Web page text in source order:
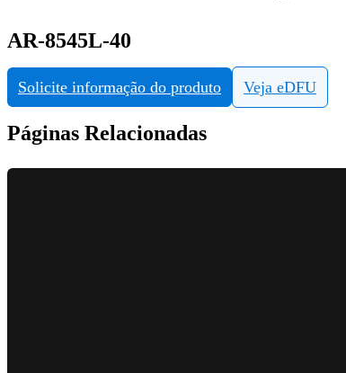
AR-8545L-40
Solicite informação do produto Veja eDFU
Páginas Relacionadas